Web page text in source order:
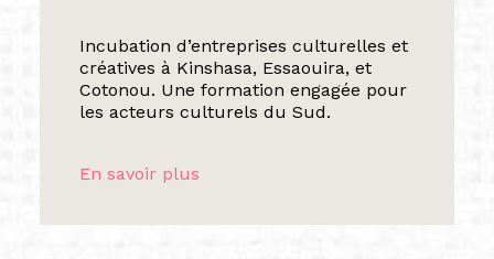
Incubation d’entreprises culturelles et
créatives à Kinshasa, Essaouira, et
Cotonou. Une formation engagée pour
les acteurs culturels du Sud.
En savoir plus